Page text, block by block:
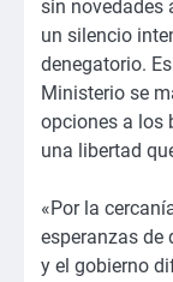
sin novedades
un silencio
denegatorio.
Ministerio se
opciones a los
una libertad
«Por la
esperanzas de
y el gobierno